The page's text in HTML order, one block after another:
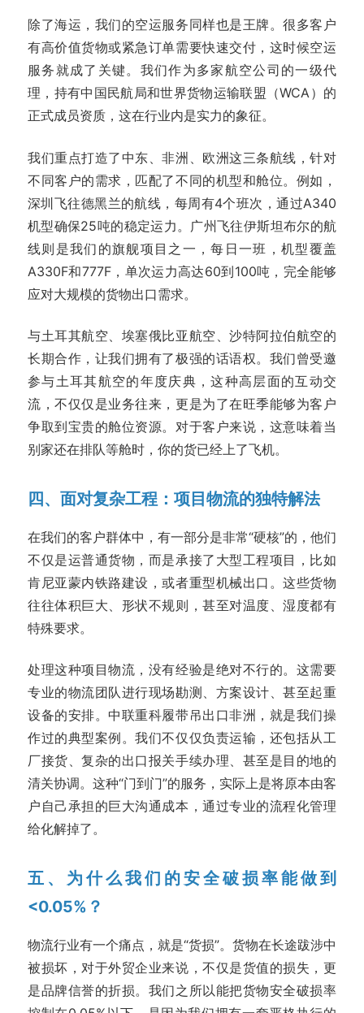
除了海运，我们的空运服务同样也是王牌。很多客户
有高价值货物或紧急订单需要快速交付，这时候空运
服务就成了关键。我们作为多家航空公司的一级代
理，持有中国民航局和世界货物运输联盟（WCA）的
正式成员资质，这在行业内是实力的象征。
我们重点打造了中东、非洲、欧洲这三条航线，针对
不同客户的需求，匹配了不同的机型和舱位。例如，
深圳飞往德黑兰的航线，每周有4个班次，通过A340
机型确保25吨的稳定运力。广州飞往伊斯坦布尔的航
线则是我们的旗舰项目之一，每日一班，机型覆盖
A330F和777F，单次运力高达60到100吨，完全能够
应对大规模的货物出口需求。
与土耳其航空、埃塞俄比亚航空、沙特阿拉伯航空的
长期合作，让我们拥有了极强的话语权。我们曾受邀
参与土耳其航空的年度庆典，这种高层面的互动交
流，不仅仅是业务往来，更是为了在旺季能够为客户
争取到宝贵的舱位资源。对于客户来说，这意味着当
别家还在排队等舱时，你的货已经上了飞机。
四、面对复杂工程：项目物流的独特解法
在我们的客户群体中，有一部分是非常“硬核”的，他们
不仅是运普通货物，而是承接了大型工程项目，比如
肯尼亚蒙内铁路建设，或者重型机械出口。这些货物
往往体积巨大、形状不规则，甚至对温度、湿度都有
特殊要求。
处理这种项目物流，没有经验是绝对不行的。这需要
专业的物流团队进行现场勘测、方案设计、甚至起重
设备的安排。中联重科履带吊出口非洲，就是我们操
作过的典型案例。我们不仅仅负责运输，还包括从工
厂接货、复杂的出口报关手续办理、甚至是目的地的
清关协调。这种“门到门”的服务，实际上是将原本由客
户自己承担的巨大沟通成本，通过专业的流程化管理
给化解掉了。
五、为什么我们的安全破损率能做到
<0.05%？
物流行业有一个痛点，就是“货损”。货物在长途跋涉中
被损坏，对于外贸企业来说，不仅是货值的损失，更
是品牌信誉的折损。我们之所以能把货物安全破损率